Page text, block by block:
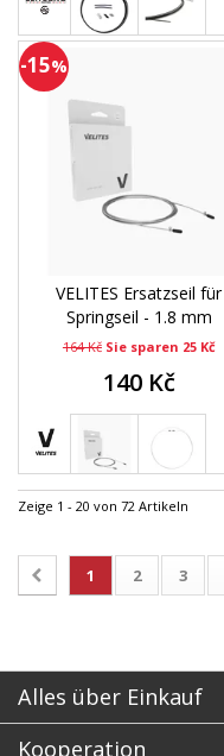
-15%
VELITES Ersatzseil für
Springseil - 1.8 mm
164 Kč Sie sparen 25 Kč
140 Kč
Zeige 1 - 20 von 72 Artikeln
1 2 3
Alles über Einkauf
Kooperation